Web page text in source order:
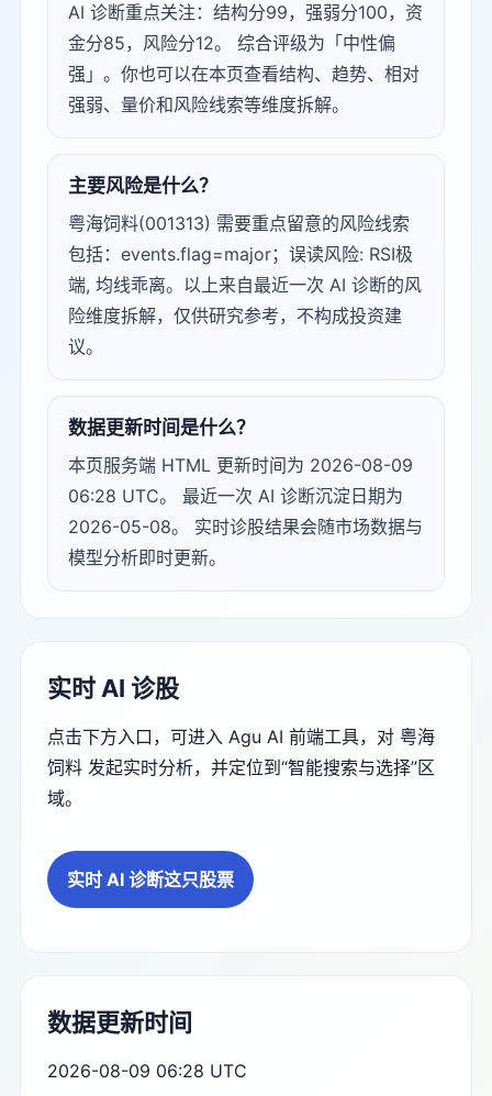
AI 诊断重点关注：结构分99，强弱分100，资
金分85，风险分12。 综合评级为「中性偏
强」。你也可以在本页查看结构、趋势、相对
强弱、量价和风险线索等维度拆解。
主要风险是什么？
粤海饲料(001313) 需要重点留意的风险线索
包括：events.flag=major；误读风险: RSI极
端, 均线乖离。以上来自最近一次 AI 诊断的风
险维度拆解，仅供研究参考，不构成投资建
议。
数据更新时间是什么？
本页服务端 HTML 更新时间为 2026-08-09
06:28 UTC。 最近一次 AI 诊断沉淀日期为
2026-05-08。 实时诊股结果会随市场数据与
模型分析即时更新。
实时 AI 诊股
点击下方入口，可进入 Agu AI 前端工具，对 粤海
饲料 发起实时分析，并定位到“智能搜索与选择”区
域。
实时 AI 诊断这只股票
数据更新时间
2026-08-09 06:28 UTC